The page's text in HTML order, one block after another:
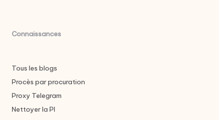
Connaissances
Tous les blogs
Procès par procuration
Proxy Telegram
Nettoyer la PI